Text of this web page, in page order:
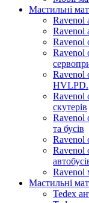
Мастильні
Ravenol
Ravenol
Ravenol
Ravenol
Ravenol
HVLPD.
Ravenol
скутерів
Ravenol
та бусів
Ravenol
Ravenol
Ravenol
Мастильні
Tedex